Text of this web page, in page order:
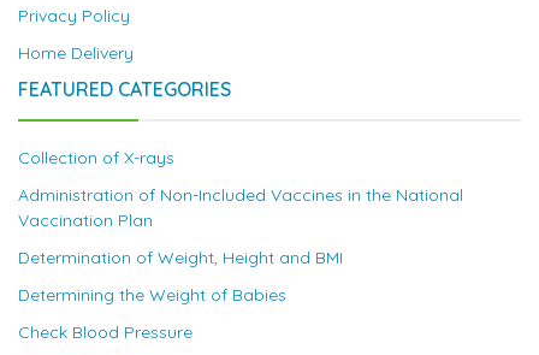
Privacy Policy
Home Delivery
FEATURED CATEGORIES
Collection of X-rays
Administration of Non-Included Vaccines in the National
Vaccination Plan
Determination of Weight, Height and BMI
Determining the Weight of Babies
Check Blood Pressure